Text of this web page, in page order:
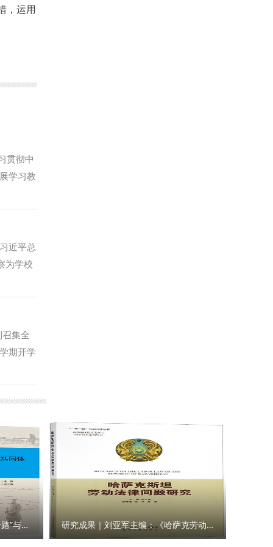
，运用
贯彻中
学习教
委工作
实中央
教育取
个确
执行，
部队伍
）
近平总
为学校
察制度
料和
作精准
精
础信
担任，
，学校
定每轮
并向全
察建议
，严格
集全
期开学
质量
度重视
和教学
教学
查及教
学质
备情
导检
研究成果｜王瀚主编：《“一带一路”与人类命运共同体构建的法律与实践》 研究成果｜刘亚军主编：《哈萨克劳动法律问题研究》